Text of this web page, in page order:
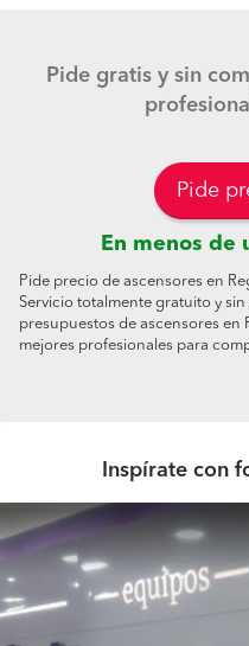
Pide gratis y sin
Pide
En menos de
Pide precio de ascensores en
Servicio totalmente gratuito y
presupuestos de ascensores
mejores profesionales para
Inspírate con